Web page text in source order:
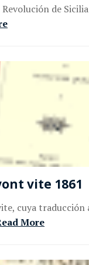
de
vite 1861
cuya traducción
More